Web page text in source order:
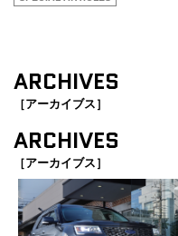
ARCHIVES
［アーカイブス］
ARCHIVES
［アーカイブス］